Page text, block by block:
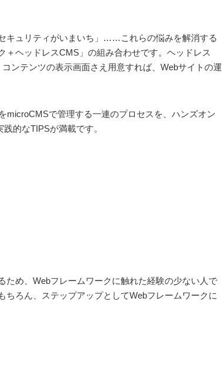
キュリティがいまいち」……これらの悩みを解消する
ヘッドレスCMS」の組み合わせです。ヘッドレス
ンテンツの表示画面さえ用意すれば、Webサイトの運
microCMSで管理する一連のプロセスを、ハンズオン
的なTIPSが満載です。
め、Webフレームワークに触れた経験の少ない人で
ろん、ステップアップとしてWebフレームワークに